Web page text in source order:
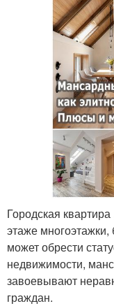
Городская
этаже многоэтажки,
может обрести
недвижимости,
завоевывают
граждан.